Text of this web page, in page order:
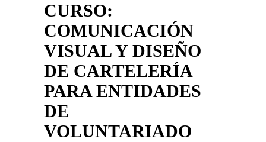
CURSO:
COMUNICACIÓN
VISUAL Y DISEÑO
DE CARTELERÍA
PARA ENTIDADES
DE
VOLUNTARIADO